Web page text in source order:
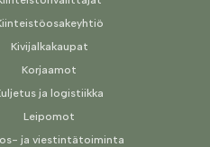
Kivijalkakaupat
Korjaamot
ja logistiikka
Leipomot
ja viestintätoiminta